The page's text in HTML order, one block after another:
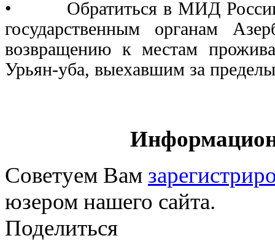
• Обратиться в МИД России с
государственным органам
возвращению к местам
Урьян-уба, выехавшим за
Советуем Вам
юзером нашего сайта.
Поделиться